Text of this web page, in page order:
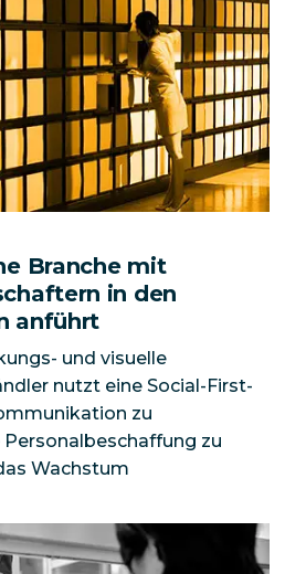
Branche mit
in den
anführt
und visuelle
nutzt eine Social-First-
zu
zu
Wachstum
sinnvolle Verbindungen zu